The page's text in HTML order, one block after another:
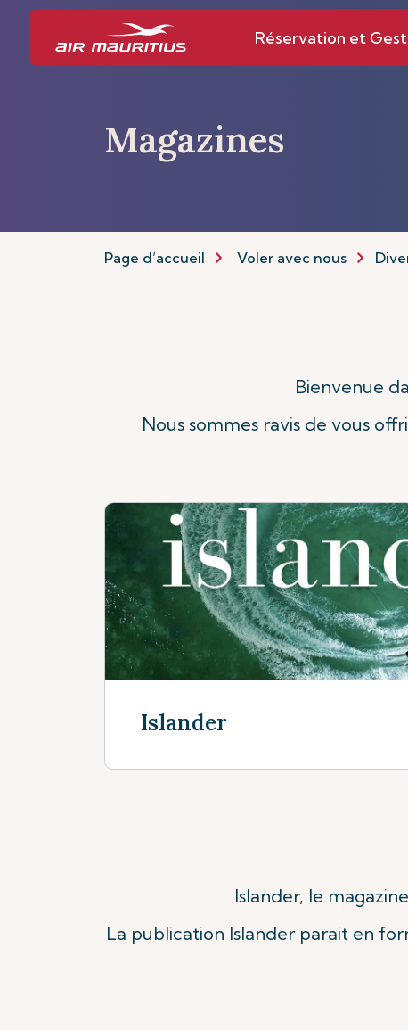
Réservation et
Magazines
Page d’accueil Voler avec nous
Bienvenue
Nous sommes ravis de vous
Islander
Voir plusIslander, le
La publication Islander parait en